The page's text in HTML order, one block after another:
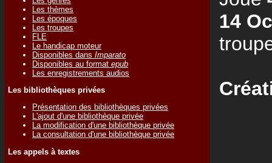
Les thèmes
Les époques
Les troupes
FLE
Le handicap moteur
Disponibles dans Imparato
Disponibles au format epub
Les enregistrements audios
Les bibliothèques privées
Présentation des bibliothèques privées
L'ajout d'une bibliothèque privée
La modification d'une bibliothèque privée
La consultation d'une bibliothèque privée
Les appels à textes
14